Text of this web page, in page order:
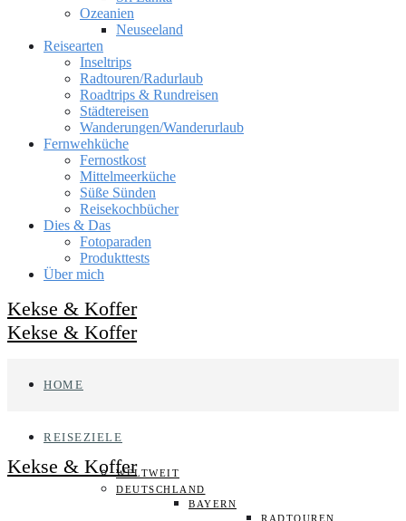
Ozeanien
Neuseeland
Reisearten
Inseltrips
Radtouren/Radurlaub
Roadtrips & Rundreisen
Städtereisen
Wanderungen/Wanderurlaub
Fernwehküche
Fernostkost
Mittelmeerküche
Süße Sünden
Reisekochbücher
Dies & Das
Fotoparaden
Produkttests
Über mich
Kekse & Koffer
Kekse & Koffer
HOME
REISEZIELE
WELTWEIT
DEUTSCHLAND
BAYERN
RADTOUREN
Kekse & Koffer